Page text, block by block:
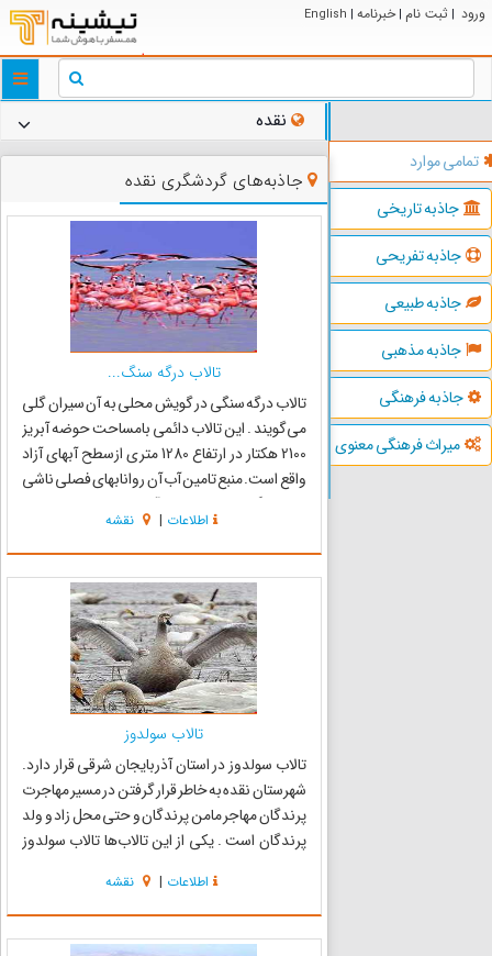
ورود | ثبت نام | خبرنامه |
English
تمامی موارد
جاذبه تاریخی
جاذبه تفریحی
جاذبه طبیعی
جاذبه مذهبی
جاذبه فرهنگی
میراث فرهنگی معنوی
نقده
جاذبه‌های گردشگری نقده
تالاب درگه سنگ...
تالاب درگه سنگی در گویش محلی به آن سیران گلی
می‌گویند . این تالاب دائمی بامساحت حوضه آبریز
2100 هکتار در ارتفاع 1280 متری ازسطح آبهای آزاد
واقع است. منبع تامین آب آن روانابهای فصلی ناشی
از بارندگی، مازاد جریان آب انهار،سنتی منشعب
ازرودخانه گدارنقده،جریان چشمه هاونشت آبهای
زیرزمینی می‌ب...
اطلاعات | نقشه
تالاب سولدوز
تالاب سولدوز در استان آذربایجان شرقی قرار دارد.
شهرستان نقده به خاطر قرار گرفتن در مسیر مهاجرت
پرندگان مهاجر مامن پرندگان و حتی محل زاد و ولد
پرندگان است . یکی از این تالاب‌ها تالاب سولدوز
وسعت آبی 800 هکتار در داخل پارک ملی دریاچه
ارومیه واق...
اطلاعات | نقشه